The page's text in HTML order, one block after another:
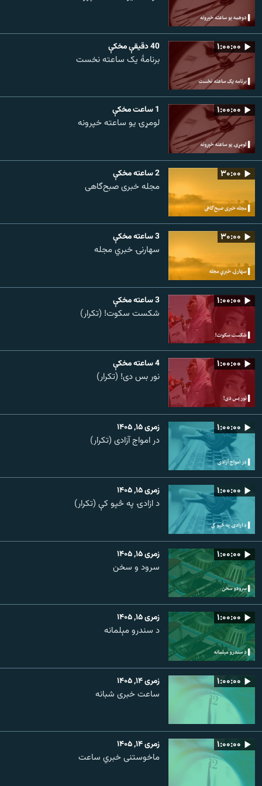
۱:۰۰:۰۰ 40 دقيقې مخکې
برنامۀ یک ساعته نخست
۱:۰۰:۰۰ 1 ساعت مخکې
لومړۍ یو ساعته خپرونه
۳۰:۰۰ 2 ساعته مخکې
مجله خبری صبح‌گاهی
۳۰:۰۰ 3 ساعته مخکې
سهارنۍ خبري مجله
۱:۰۰:۰۰ 3 ساعته مخکې
شکست سکوت! (تکرار)
۱:۰۰:۰۰ 4 ساعته مخکې
نور بس دی! (تکرار)
۱:۰۰:۰۰ زمری ۱۵, ۱۴۰۵
در امواج آزادی (تکرار)
۱:۰۰:۰۰ زمری ۱۵, ۱۴۰۵
د ازادۍ په څپو کې (تکرار)
۱:۰۰:۰۰ زمری ۱۵, ۱۴۰۵
سرود و سخن
۱:۰۰:۰۰ زمری ۱۵, ۱۴۰۵
د سندرو مېلمانه
۱:۰۰:۰۰ زمری ۱۴, ۱۴۰۵
ساعت خبری شبانه
۱:۰۰:۰۰ زمری ۱۴, ۱۴۰۵
ماخوستنی خبري ساعت